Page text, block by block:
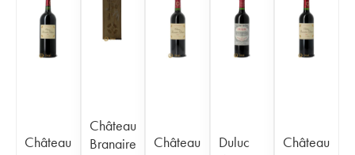
Château
Château
Branaire
Château
Duluc
Château